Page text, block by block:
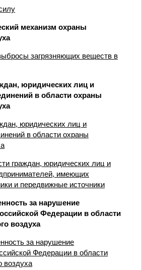
механизм охраны
загрязняющих веществ в
юридических лиц и
в области охраны
юридических лиц и
в области охраны
граждан, юридических лиц и
имеющих
и передвижные источники
за нарушение
Федерации в области
воздуха
за нарушение
Федерации в области
воздуха